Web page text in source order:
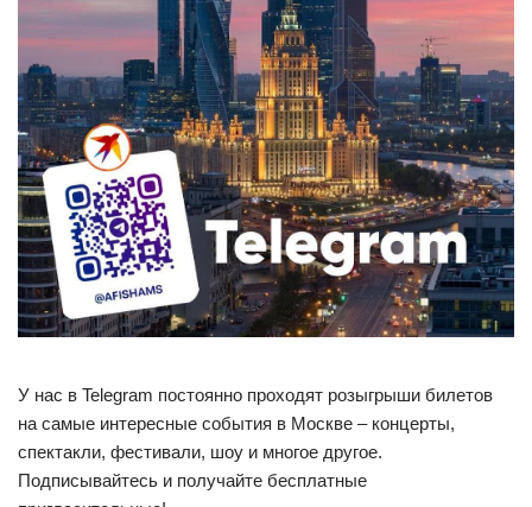
У нас в Telegram постоянно проходят розыгрыши билетов
на самые интересные события в Москве – концерты,
спектакли, фестивали, шоу и многое другое.
Подписывайтесь и получайте бесплатные